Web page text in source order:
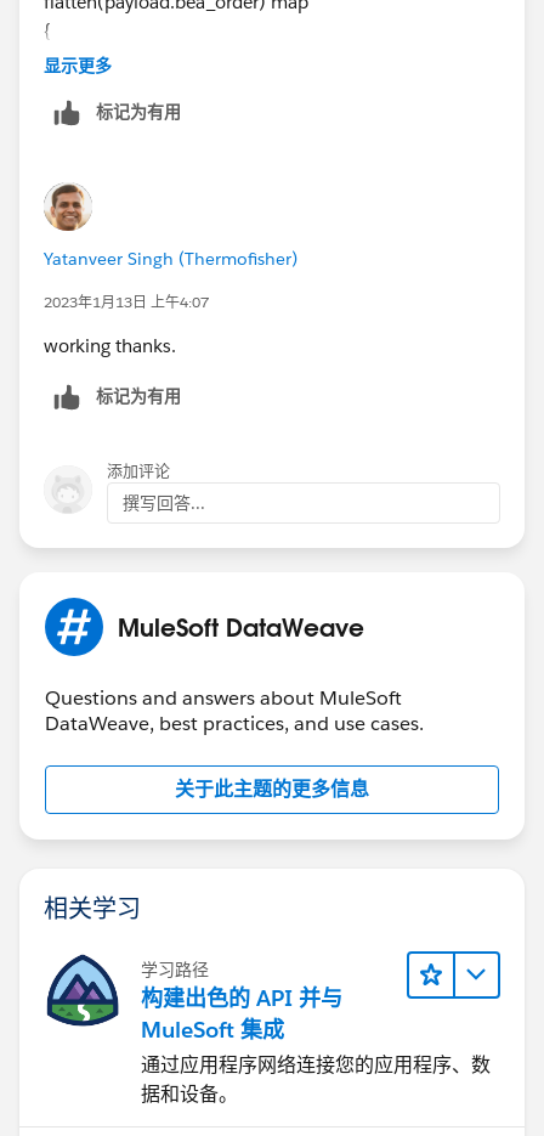
{
"id": $.Id,
显示更多
标记为有用
Yatanveer Singh (Thermofisher)
2023年1月13日 上午4:07
working thanks.
标记为有用
添加评论
撰写回答...
MuleSoft DataWeave
Questions and answers about MuleSoft
DataWeave, best practices, and use cases.
关于此主题的更多信息
相关学习
学习路径
构建出色的 API 并与
MuleSoft 集成
通过应用程序网络连接您的应用程序、数
据和设备。